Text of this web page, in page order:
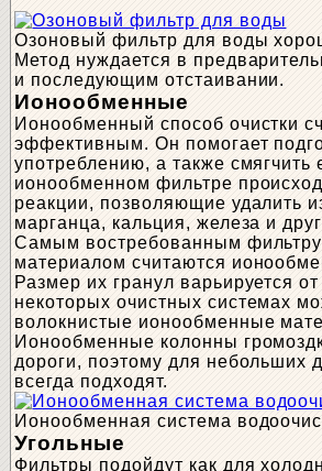
Озоновый фильтр для воды
Метод нуждается в
и последующим отстаивании.
Ионообменные
Ионообменный способ очистки
эффективным. Он помогает
употреблению, а также смягчить
ионообменном фильтре
реакции, позволяющие удалить
марганца, кальция, железа и
Самым востребованным
материалом считаются
Размер их гранул варьируется
некоторых очистных системах
волокнистые ионообменные
Ионообменные колонны
дороги, поэтому для небольших
всегда подходят.
Ионообменная система
Угольные
Фильтры подойдут как для